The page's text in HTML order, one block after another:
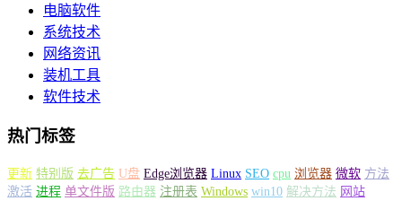
电脑软件
系统技术
网络资讯
装机工具
软件技术
热门标签
更新 特别版 去广告 U盘 Edge浏览器 Linux SEO cpu 浏览器 微软 方法
激活 进程 单文件版 路由器 注册表 Windows win10 解决方法 网站